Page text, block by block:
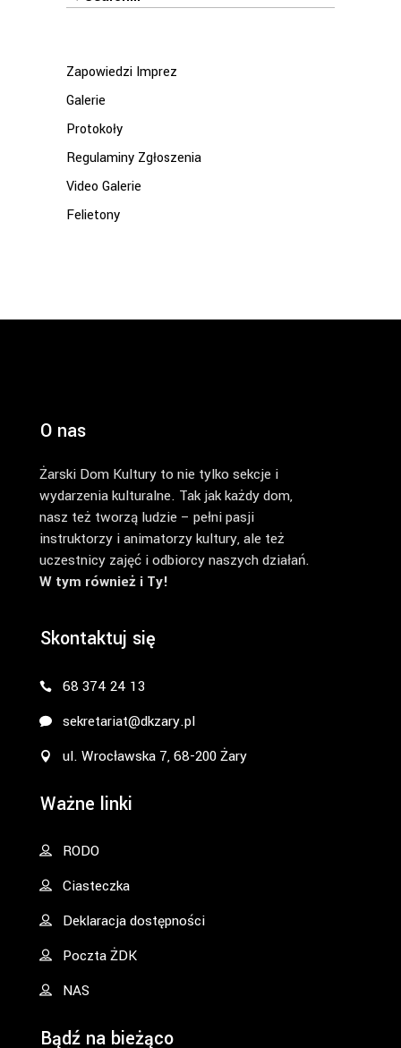
Zapowiedzi Imprez
Galerie
Protokoły
Regulaminy Zgłoszenia
Video Galerie
Felietony
O nas
Żarski Dom Kultury to nie tylko sekcje i
wydarzenia kulturalne. Tak jak każdy dom,
nasz też tworzą ludzie – pełni pasji
instruktorzy i animatorzy kultury, ale też
uczestnicy zajęć i odbiorcy naszych działań.
W tym również i Ty!
Skontaktuj się
68 374 24 13
sekretariat@dkzary.pl
ul. Wrocławska 7, 68-200 Żary
Ważne linki
RODO
Ciasteczka
Deklaracja dostępności
Poczta ŻDK
NAS
Bądź na bieżąco